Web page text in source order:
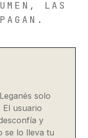
LAS
solo
El usuario
y
se lo lleva tu